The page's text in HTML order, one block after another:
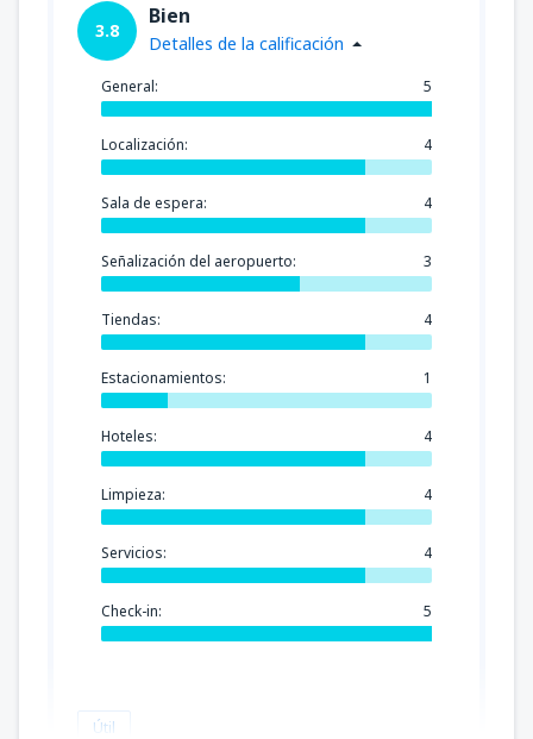
3.8
Bien
Detalles de la calificación
General: 5
Localización: 4
Sala de espera: 4
Señalización del aeropuerto: 3
Tiendas: 4
Estacionamientos: 1
Hoteles: 4
Limpieza: 4
Servicios: 4
Check-in: 5
Útil